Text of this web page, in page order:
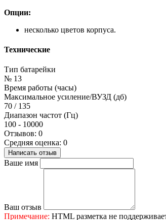
Опции:
несколько цветов корпуса.
Технические
Тип батарейки
№ 13
Время работы (часы)
Максимальное усиление/ВУЗД (дб)
70 / 135
Диапазон частот (Гц)
100 - 10000
Отзывов: 0
Средняя оценка: 0
Написать отзыв
Ваше имя
Ваш отзыв
Примечание: HTML разметка не